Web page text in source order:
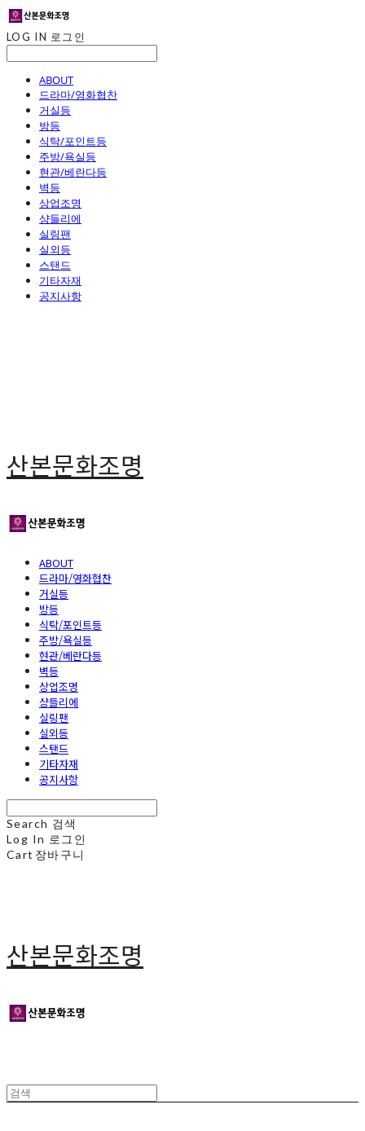
LOG IN 로그인
ABOUT
드라마/영화협찬
거실등
방등
식탁/포인트등
주방/욕실등
현관/베란다등
벽등
상업조명
샹들리에
실링팬
실외등
스탠드
기타자재
공지사항
산본문화조명
ABOUT
드라마/영화협찬
거실등
방등
식탁/포인트등
주방/욕실등
현관/베란다등
벽등
상업조명
샹들리에
실링팬
실외등
스탠드
기타자재
공지사항
Search 검색
Log In 로그인
Cart 장바구니
산본문화조명